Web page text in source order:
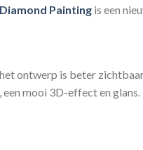
Diamond Painting is een
ontwerp is beter
mooi 3D-effect en glans.